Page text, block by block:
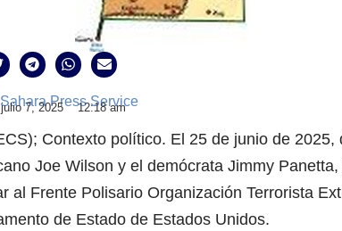
Sahara Press Service
julio 7, 2025 12:18 am
Contexto político. El 25 de junio de
Joe Wilson y el demócrata Jimmy
al Frente Polisario Organización Terrorista
de Estado de Estados Unidos.